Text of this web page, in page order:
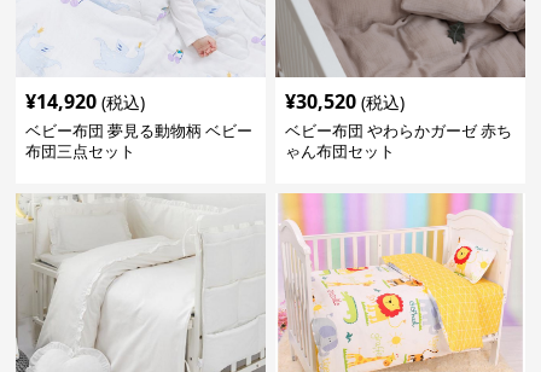
¥14,920 (税込)
ベビー布団 夢見る動物柄 ベビー
布団三点セット
¥30,520 (税込)
ベビー布団 やわらかガーゼ 赤ち
ゃん布団セット